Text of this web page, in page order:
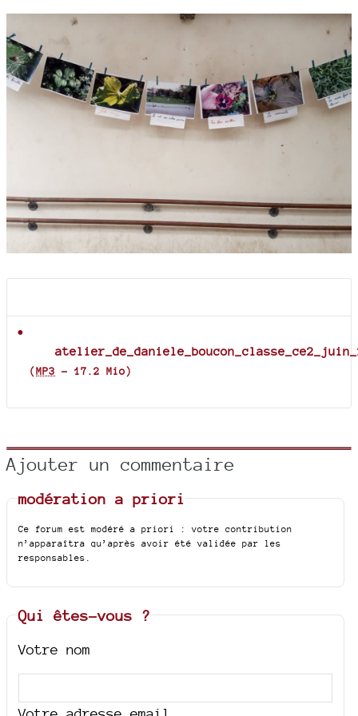
(MP3 - 17.2 Mio)
Ajouter un commentaire
modération a priori
Ce forum est modéré a priori : votre contribution
n’apparaîtra qu’après avoir été validée par les
responsables.
Qui êtes-vous ?
Votre nom